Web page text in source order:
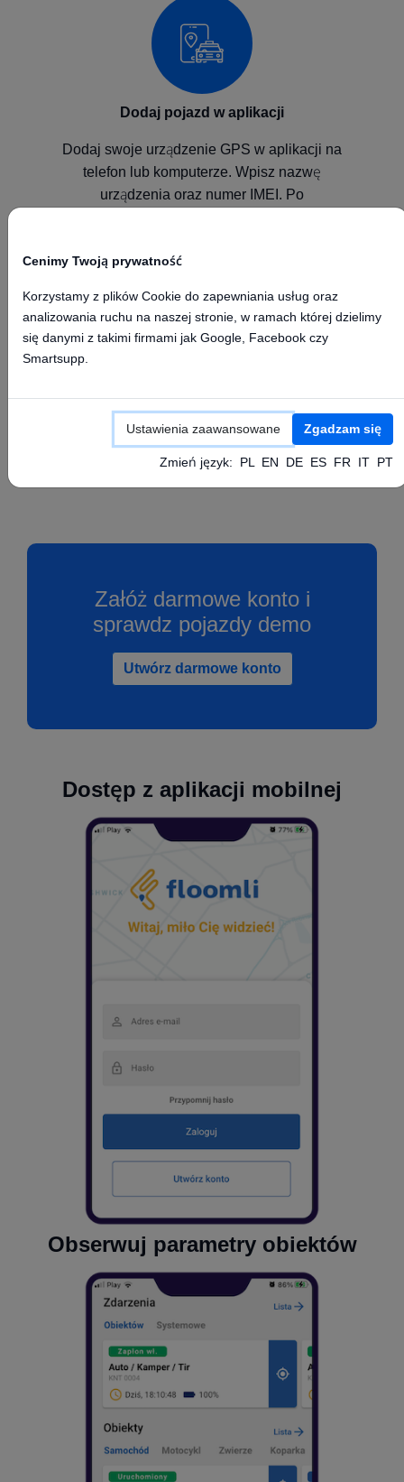
Dodaj pojazd w aplikacji
Dodaj swoje urządzenie GPS w aplikacji na
telefon lub komputerze. Wpisz nazwę
urządzenia oraz numer IMEI. Po
Skonfiguruj swoje urządzenie GPS zgodnie z
instrukcją producenta ustawiając powyższe
wartości APN, Serwer oraz Port.
Załóż darmowe konto i
sprawdz pojazdy demo
Utwórz darmowe konto
Dostęp z aplikacji mobilnej
Obserwuj parametry obiektów
Cenimy Twoją prywatność
Korzystamy z plików Cookie do zapewniania usług oraz
analizowania ruchu na naszej stronie, w ramach której dzielimy
się danymi z takimi firmami jak Google, Facebook czy
Smartsupp.
Ustawienia zaawansowane Zgadzam się
Zmień język: PL EN DE ES FR IT PT